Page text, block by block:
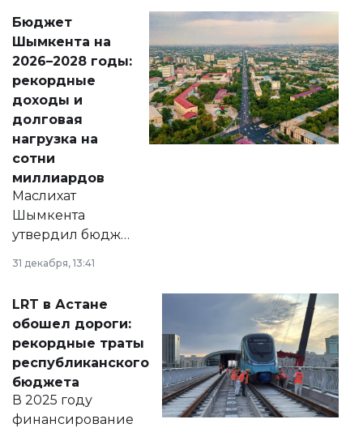
народу
Венесуэлы.
Бюджет
Шымкента на
2026–2028 годы:
рекордные
доходы и
долговая
нагрузка на
сотни
миллиардов
Маслихат
Шымкента
утвердил бюджет
города на 2026–
2028 годы.
документ
появился в базе
нормативных
правовых актов и
на сайте маслихат
города.
31 декабря, 13:41
LRT в Астане
обошел дороги:
рекордные траты
республиканского
бюджета
В 2025 году
финансирование